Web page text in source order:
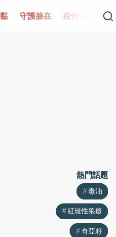
疫情保衛戰 再生醫學 愛
熱門話題
毒油
紅斑性狼瘡
奇亞籽
熱門話題
毒油
紅斑性狼瘡
奇亞籽